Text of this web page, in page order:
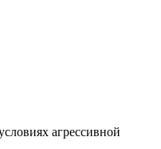
агрессивной